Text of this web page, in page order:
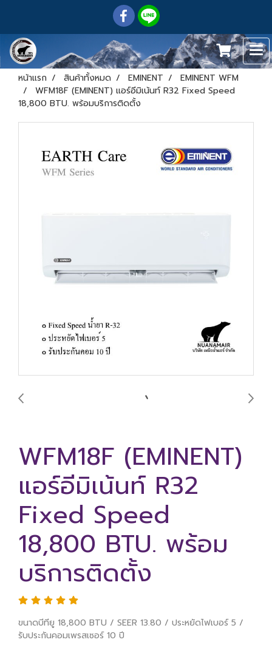
หน้าแรก สินค้าทั้งหมด EMINENT
EMINENT WFM
WFM18F (EMINENT) แอร์อีมิเน้นท์ R32 Fixed Speed
18,800 BTU. พร้อมบริการติดตั้ง
WFM18F (EMINENT)
แอร์อีมิเน้นท์ R32
Fixed Speed
18,800 BTU. พร้อม
บริการติดตั้ง
ขนาดบีทียู 18,800 BTU / SEER 13.80 / ประหยัดไฟเบอร์ 5 /
รับประกันคอมเพรสเซอร์ 10 ปี